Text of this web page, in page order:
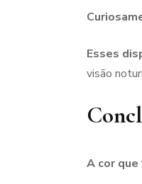
Esses
visão
A cor